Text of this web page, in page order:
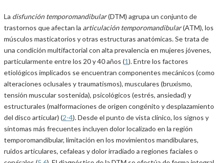
La disfunción temporomandibular(DTM) agrupa un conjunto de
trastornos que afectan la articulación temporomandibular(ATM), los
músculos masticatorios y otras estructuras anatómicas. Se trata de
una condición multifactorial con alta prevalencia en mujeres jóvenes,
particularmente entre los 20 y 40 años (1). Entre los factores
etiológicos implicados se encuentran componentes mecánicos (como
alteraciones oclusales y traumatismos), musculares (bruxismo,
tensión muscular sostenida), psicológicos (estrés, ansiedad) y
estructurales (malformaciones de origen congénito y desplazamiento
del disco articular) (2-4). Desde el punto de vista clínico, los signos y
síntomas más frecuentes incluyen dolor localizado en la región
temporomandibular, limitación en los movimientos mandibulares,
ruidos articulares, cefaleas y dolor irradiado a regiones faciales o